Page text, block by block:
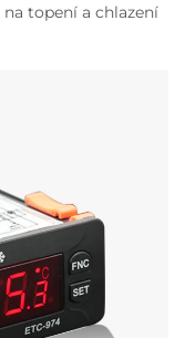
topení a chlazení